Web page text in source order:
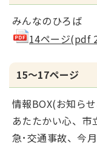
みんなのひろば
14ページ(pdf
15～17ページ
情報BOX(お知ら
あたたかい心、市
急･交通事故、今